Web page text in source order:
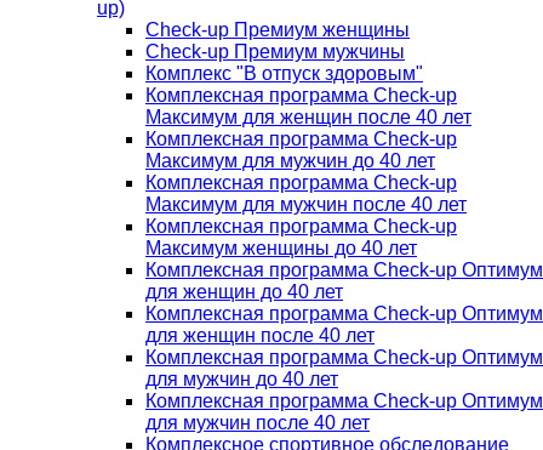
up)
Check-up Премиум женщины
Check-up Премиум мужчины
Комплекс "В отпуск здоровым"
Комплексная программа Check-up
Максимум для женщин после 40 лет
Комплексная программа Check-up
Максимум для мужчин до 40 лет
Комплексная программа Check-up
Максимум для мужчин после 40 лет
Комплексная программа Check-up
Максимум женщины до 40 лет
Комплексная программа Check-up Оптимум
для женщин до 40 лет
Комплексная программа Check-up Оптимум
для женщин после 40 лет
Комплексная программа Check-up Оптимум
для мужчин до 40 лет
Комплексная программа Check-up Оптимум
для мужчин после 40 лет
Комплексное спортивное обследование